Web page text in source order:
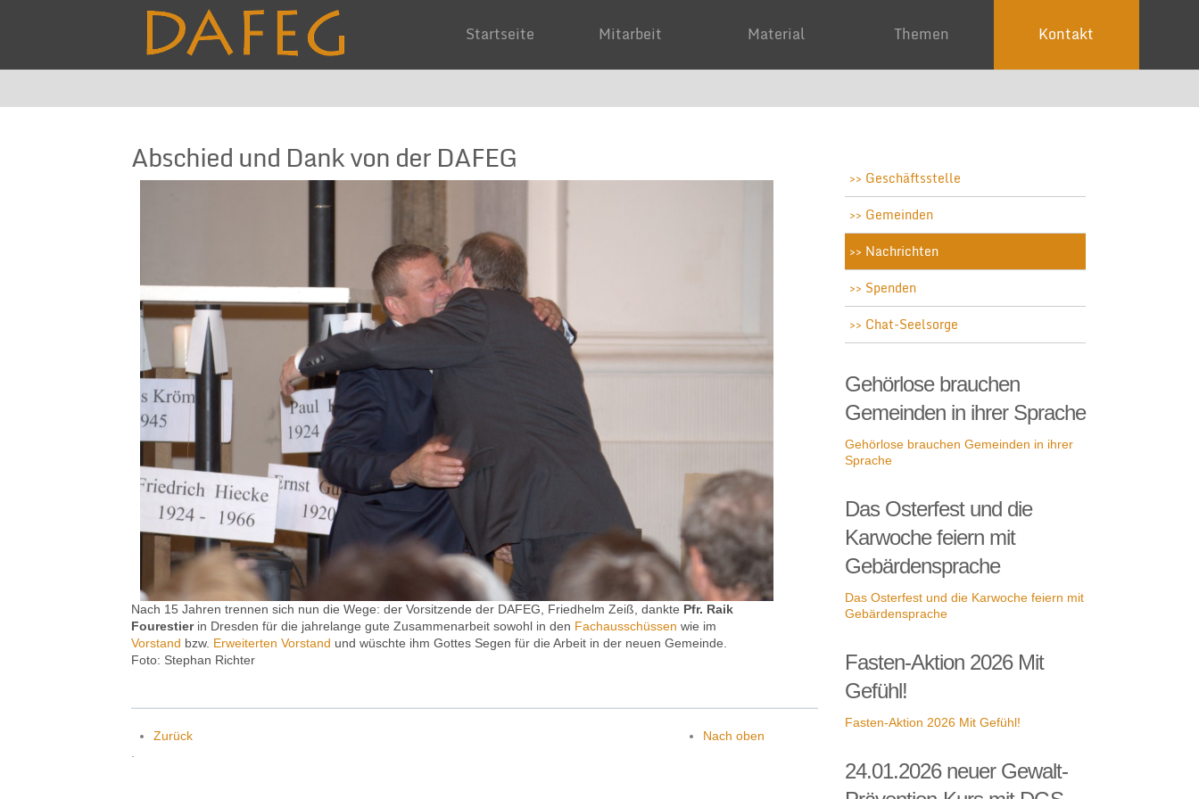
Startseite Mitarbeit Material Themen Kontakt
Abschied und Dank von der DAFEG
Nach 15 Jahren trennen sich nun die Wege: der Vorsitzende der DAFEG, Friedhelm Zeiß, dankte Pfr. Raik
Fourestierin Dresden für die jahrelange gute Zusammenarbeit sowohl in den Fachaus­schüssen wie im
Vorstand bzw. Erweiter­ten Vorstand und wüschte ihm Gottes Segen für die Arbeit in der neuen Gemeinde.
Foto: Stephan Richter
Zurück
Nach oben
Geschäftsstelle
Gemeinden
Nachrichten
Spenden
Chat-Seelsorge
Gehörlose brauchen
Gemeinden in ihrer Sprache
Gehörlose brauchen Gemeinden in ihrer
Sprache
Das Osterfest und die
Karwoche feiern mit
Gebärdensprache
Das Osterfest und die Karwoche feiern mit
Gebärdensprache
Fasten-Aktion 2026 Mit
Gefühl!
Fasten-Aktion 2026 Mit Gefühl!
24.01.2026 neuer Gewalt-